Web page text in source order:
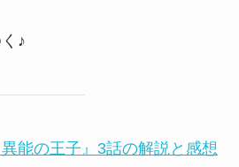
♪
能の王子』3話の解説と感想